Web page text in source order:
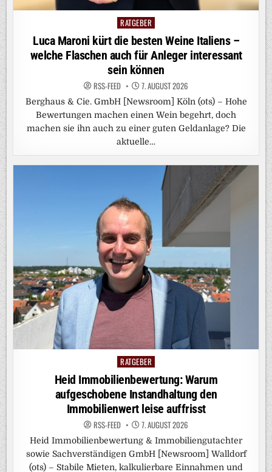
Posted
in
RATGEBER
Luca Maroni kürt die besten Weine Italiens –
welche Flaschen auch für Anleger interessant
sein können
RSS-FEED 7. AUGUST 2026
Berghaus & Cie. GmbH [Newsroom] Köln (ots) – Hohe
Bewertungen machen einen Wein begehrt, doch
machen sie ihn auch zu einer guten Geldanlage? Die
aktuelle…
Posted
in
RATGEBER
Heid Immobilienbewertung: Warum
aufgeschobene Instandhaltung den
Immobilienwert leise auffrisst
RSS-FEED 7. AUGUST 2026
Heid Immobilienbewertung & Immobiliengutachter
sowie Sachverständigen GmbH [Newsroom] Walldorf
(ots) – Stabile Mieten, kalkulierbare Einnahmen und